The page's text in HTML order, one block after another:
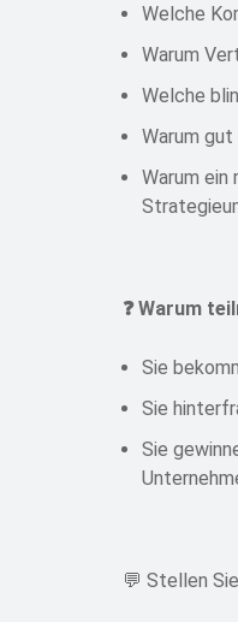
Welche
Warum
Welche
Warum
Warum
❓ Warum
Sie
Sie
Sie
💬 Stellen